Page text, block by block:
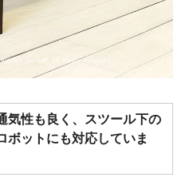
気性も良く、スツール下の
ボットにも対応していま